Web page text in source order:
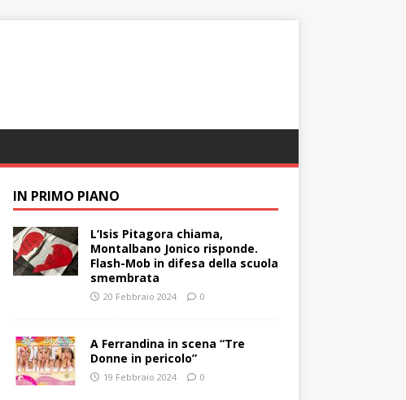
IN PRIMO PIANO
L’Isis Pitagora chiama,
Montalbano Jonico risponde.
Flash-Mob in difesa della scuola
smembrata
20 Febbraio 2024 0
A Ferrandina in scena “Tre
Donne in pericolo”
19 Febbraio 2024 0